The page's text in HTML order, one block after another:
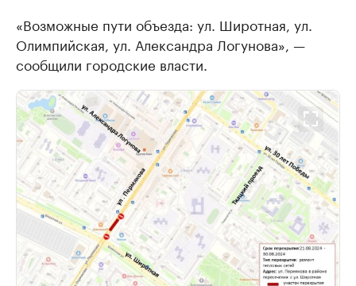
«Возможные пути объезда: ул. Широтная, ул.
Олимпийская, ул. Александра Логунова», —
сообщили городские власти.